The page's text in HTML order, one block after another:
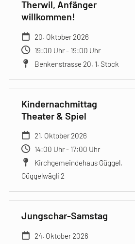
Therwil, Anfänger
willkommen!
20. Oktober 2026
19:00 Uhr - 19:00 Uhr
Benkenstrasse 20, 1. Stock
Kindernachmittag
Theater & Spiel
21. Oktober 2026
14:00 Uhr - 17:00 Uhr
Kirchgemeindehaus Güggel,
Güggelwägli 2
Jungschar-Samstag
24. Oktober 2026